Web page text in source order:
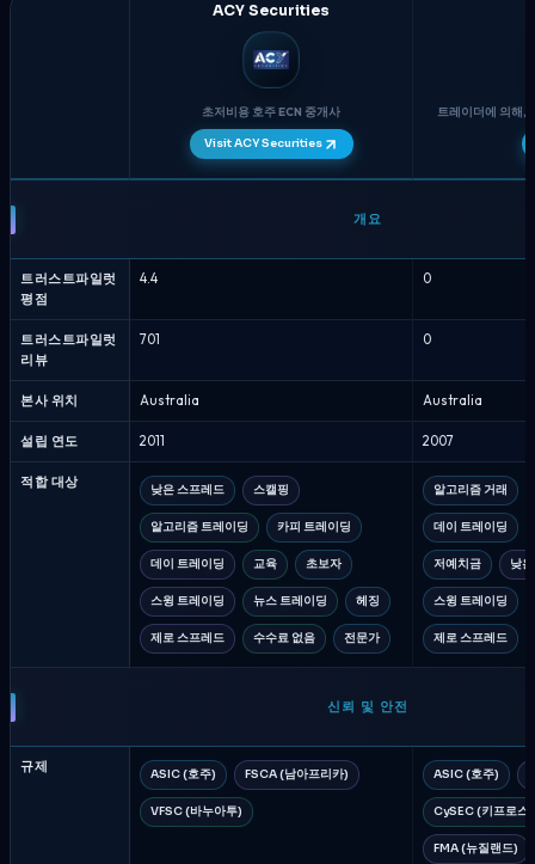
Securities
대
Axi
개
인
비
2026
ACY Securities
초저비용 호주 ECN 중개사
Visit ACY Securities
트레이더에 의해,
개요
트러스트파일럿
평점
4.4 0
트러스트파일럿
리뷰
701 0
본사 위치 Australia Australia
설립 연도 2011 2007
적합 대상 낮은 스프레드 스캘핑
알고리즘 트레이딩 카피 트레이딩
데이 트레이딩 교육 초보자
스윙 트레이딩 뉴스 트레이딩 헤징
제로 스프레드 수수료 없음 전문가
알고리즘 거래
데이 트레이딩
저예치금 낮
스윙 트레이딩
제로 스프레드
신뢰 및 안전
규제 ASIC (호주) FSCA (남아프리카)
VFSC (바누아투)
ASIC (호주)
CySEC (키프로스)
FMA (뉴질랜드)